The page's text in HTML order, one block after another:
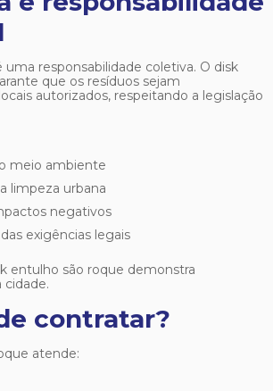
responsabilidade coletiva. O disk
que os resíduos sejam
autorizados, respeitando a legislação
meio ambiente
limpeza urbana
negativos
exigências legais
entulho são roque demonstra
contratar?
atende: